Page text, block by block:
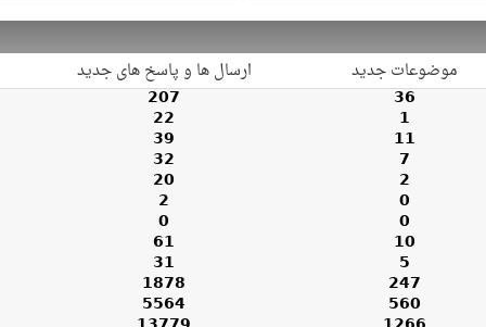
موضوعات جدید
ارسال ها و پاسخ های جدید
36
207
1
22
11
39
7
32
2
20
0
2
0
0
10
61
5
31
247
1878
560
5564